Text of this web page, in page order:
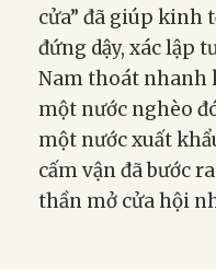
cửa” đã giúp kinh
đứng dậy, xác lập
Nam thoát nhanh
một nước nghèo
một nước xuất
cấm vận đã bước
thần mở cửa hội